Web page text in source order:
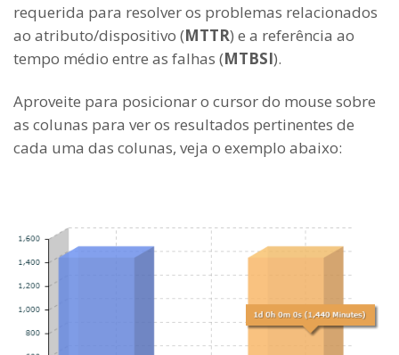
requerida para resolver os problemas relacionados
ao atributo/dispositivo (MTTR) e a referência ao
tempo médio entre as falhas (MTBSI).
Aproveite para posicionar o cursor do mouse sobre
as colunas para ver os resultados pertinentes de
cada uma das colunas, veja o exemplo abaixo: